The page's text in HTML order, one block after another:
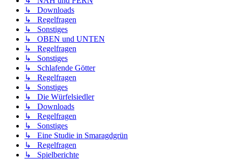
↳ Downloads
↳ Regelfragen
↳ Sonstiges
↳ OBEN und UNTEN
↳ Regelfragen
↳ Sonstiges
↳ Schlafende Götter
↳ Regelfragen
↳ Sonstiges
↳ Die Würfelsiedler
↳ Downloads
↳ Regelfragen
↳ Sonstiges
↳ Eine Studie in Smaragdgrün
↳ Regelfragen
↳ Spielberichte